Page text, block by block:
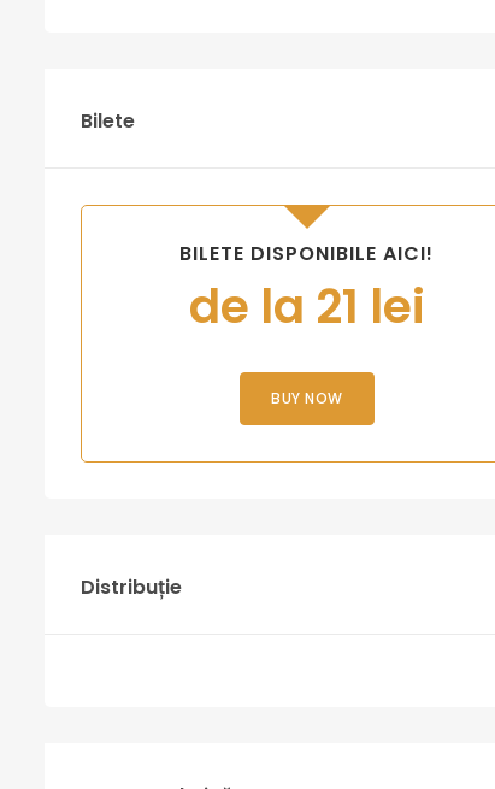
Bilete
BILETE DISPONIBILE AICI!
de la 21 lei
BUY NOW
Distribuție